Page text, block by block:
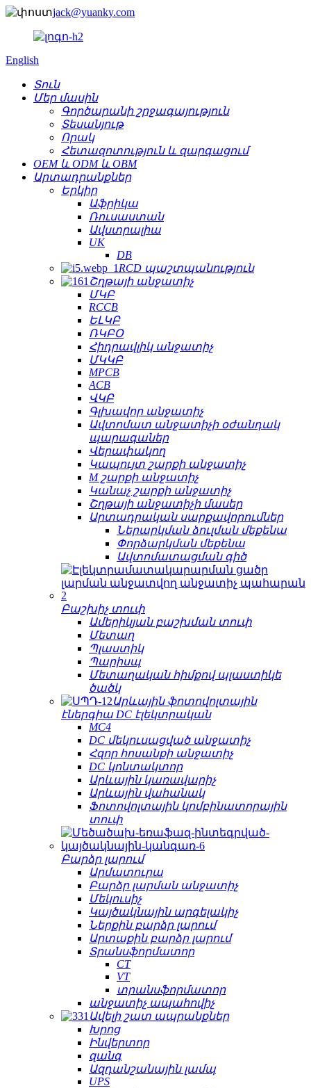
jack@yuanky.com
English
Տուն
Մեր մասին
Գործարանի շրջագայություն
Տեսանյութ
Որակ
Հետազոտություն և զարգացում
OEM և ODM և OBM
Արտադրանքներ
Երկիր
Աֆրիկա
Ռուսաստան
Ավստրալիա
UK
DB
RCD պաշտպանություն
Շղթայի անջատիչ
ՄԿԲ
RCCB
ԵԼԿԲ
ՌԿԲՕ
Հիդրավլիկ անջատիչ
ՄԿԿԲ
MPCB
ACB
ՎԿԲ
Գլխավոր անջատիչ
Ավտոմատ անջատիչի օժանդակ
պարագաներ
Վերափակող
Կապույտ շարքի անջատիչ
M շարքի անջատիչ
Կանաչ շարքի անջատիչ
Շղթայի անջատիչի մասեր
Արտադրական սարքավորումներ
Ներարկման ձուլման մեքենա
Փորձարկման մեքենա
Ավտոմատացման գիծ
Բաշխիչ տուփ
Ամերիկյան բաշխման տուփ
Մետաղ
Պլաստիկ
Պարիսպ
Մետաղական հիմքով պլաստիկե
ծածկ
Արևային ֆոտովոլտային
էներգիա DC էլեկտրական
MC4
DC մեկուսացված անջատիչ
Հզոր հոսանքի անջատիչ
DC կոնտակտոր
Արևային կառավարիչ
Արևային վահանակ
Ֆոտովոլտային կոմբինատորային
տուփ
Բարձր լարում
Արմատուրա
Բարձր լարման անջատիչ
Մեկուսիչ
Կայծակնային արգելակիչ
Ներքին բարձր լարում
Արտաքին բարձր լարում
Տրանսֆորմատոր
CT
VT
տրանսֆորմատոր
անջատիչ ապահովիչ
Ավելի շատ ապրանքներ
Խրոց
Ինվերտոր
զանգ
Ազդանշանային լամպ
UPS